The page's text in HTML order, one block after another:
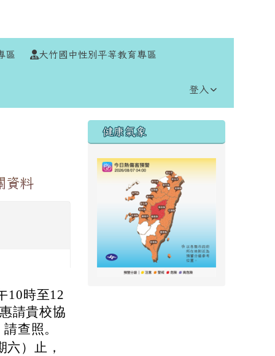
區 大竹國中性別平等教育專區
登入
資料
10時至12
請貴校協
查照。
）止，
右邊區域內容
健康氣象